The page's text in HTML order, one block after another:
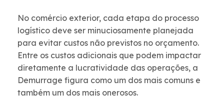
No comércio exterior, cada etapa do processo
logístico deve ser minuciosamente planejada
para evitar custos não previstos no orçamento.
Entre os custos adicionais que podem impactar
diretamente a lucratividade das operações, a
Demurrage figura como um dos mais comuns e
também um dos mais onerosos.